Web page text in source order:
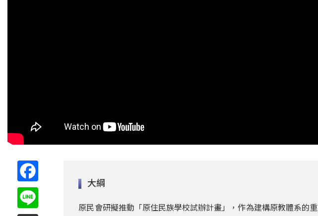
大綱
原民會研擬推動「原住民族學校試辦計畫」，作為建構原教體系的